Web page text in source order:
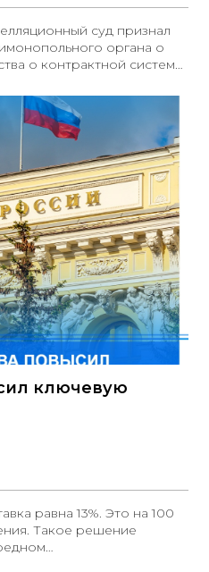
суд признал
органа о
о контрактной системе:
товара по одной
медицинских
инструментов (игл
здравоохранения и
конкретного объёма:
варианты по одной
ключевую
равна 13%. Это на 100
Такое решение